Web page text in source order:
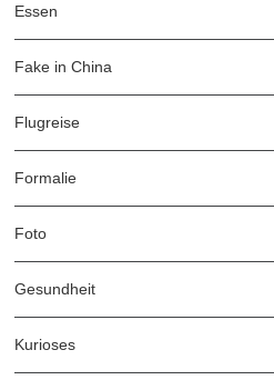
Essen
Fake in China
Flugreise
Formalie
Foto
Gesundheit
Kurioses